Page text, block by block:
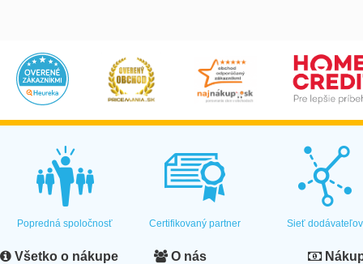
Popredná spoločnosť Certifikovaný partner Sieť dodávateľov
Všetko o nákupe O nás